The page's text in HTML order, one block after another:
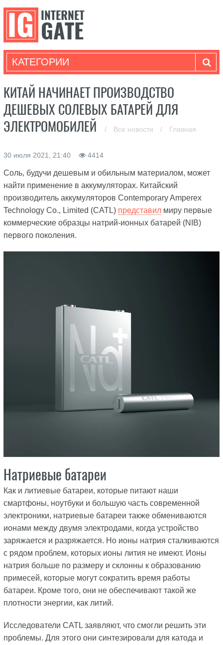
КАТЕГОРИИ
КИТАЙ НАЧИНАЕТ ПРОИЗВОДСТВО
ДЕШЕВЫХ СОЛЕВЫХ БАТАРЕЙ ДЛЯ
ЭЛЕКТРОМОБИЛЕЙ
/ Все новости / Главная
30 июля 2021, 21:40 4414
Соль, будучи дешевым и обильным материалом, может
найти применение в аккумуляторах. Китайский
производитель аккумуляторов Contemporary Amperex
Technology Co., Limited (CATL) представилмиру первые
коммерческие образцы натрий-ионных батарей (NIB)
первого поколения.
Натриевые батареи
Как и литиевые батареи, которые питают наши
смартфоны, ноутбуки и большую часть современной
электроники, натриевые батареи также обмениваются
ионами между двумя электродами, когда устройство
заряжается и разряжается. Но ионы натрия сталкиваются
с рядом проблем, которых ионы лития не имеют. Ионы
натрия больше по размеру и склонны к образованию
примесей, которые могут сократить время работы
батареи. Кроме того, они не обеспечивают такой же
плотности энергии, как литий.
Исследователи CATL заявляют, что смогли решить эти
проблемы. Для этого они синтезировали для катода и